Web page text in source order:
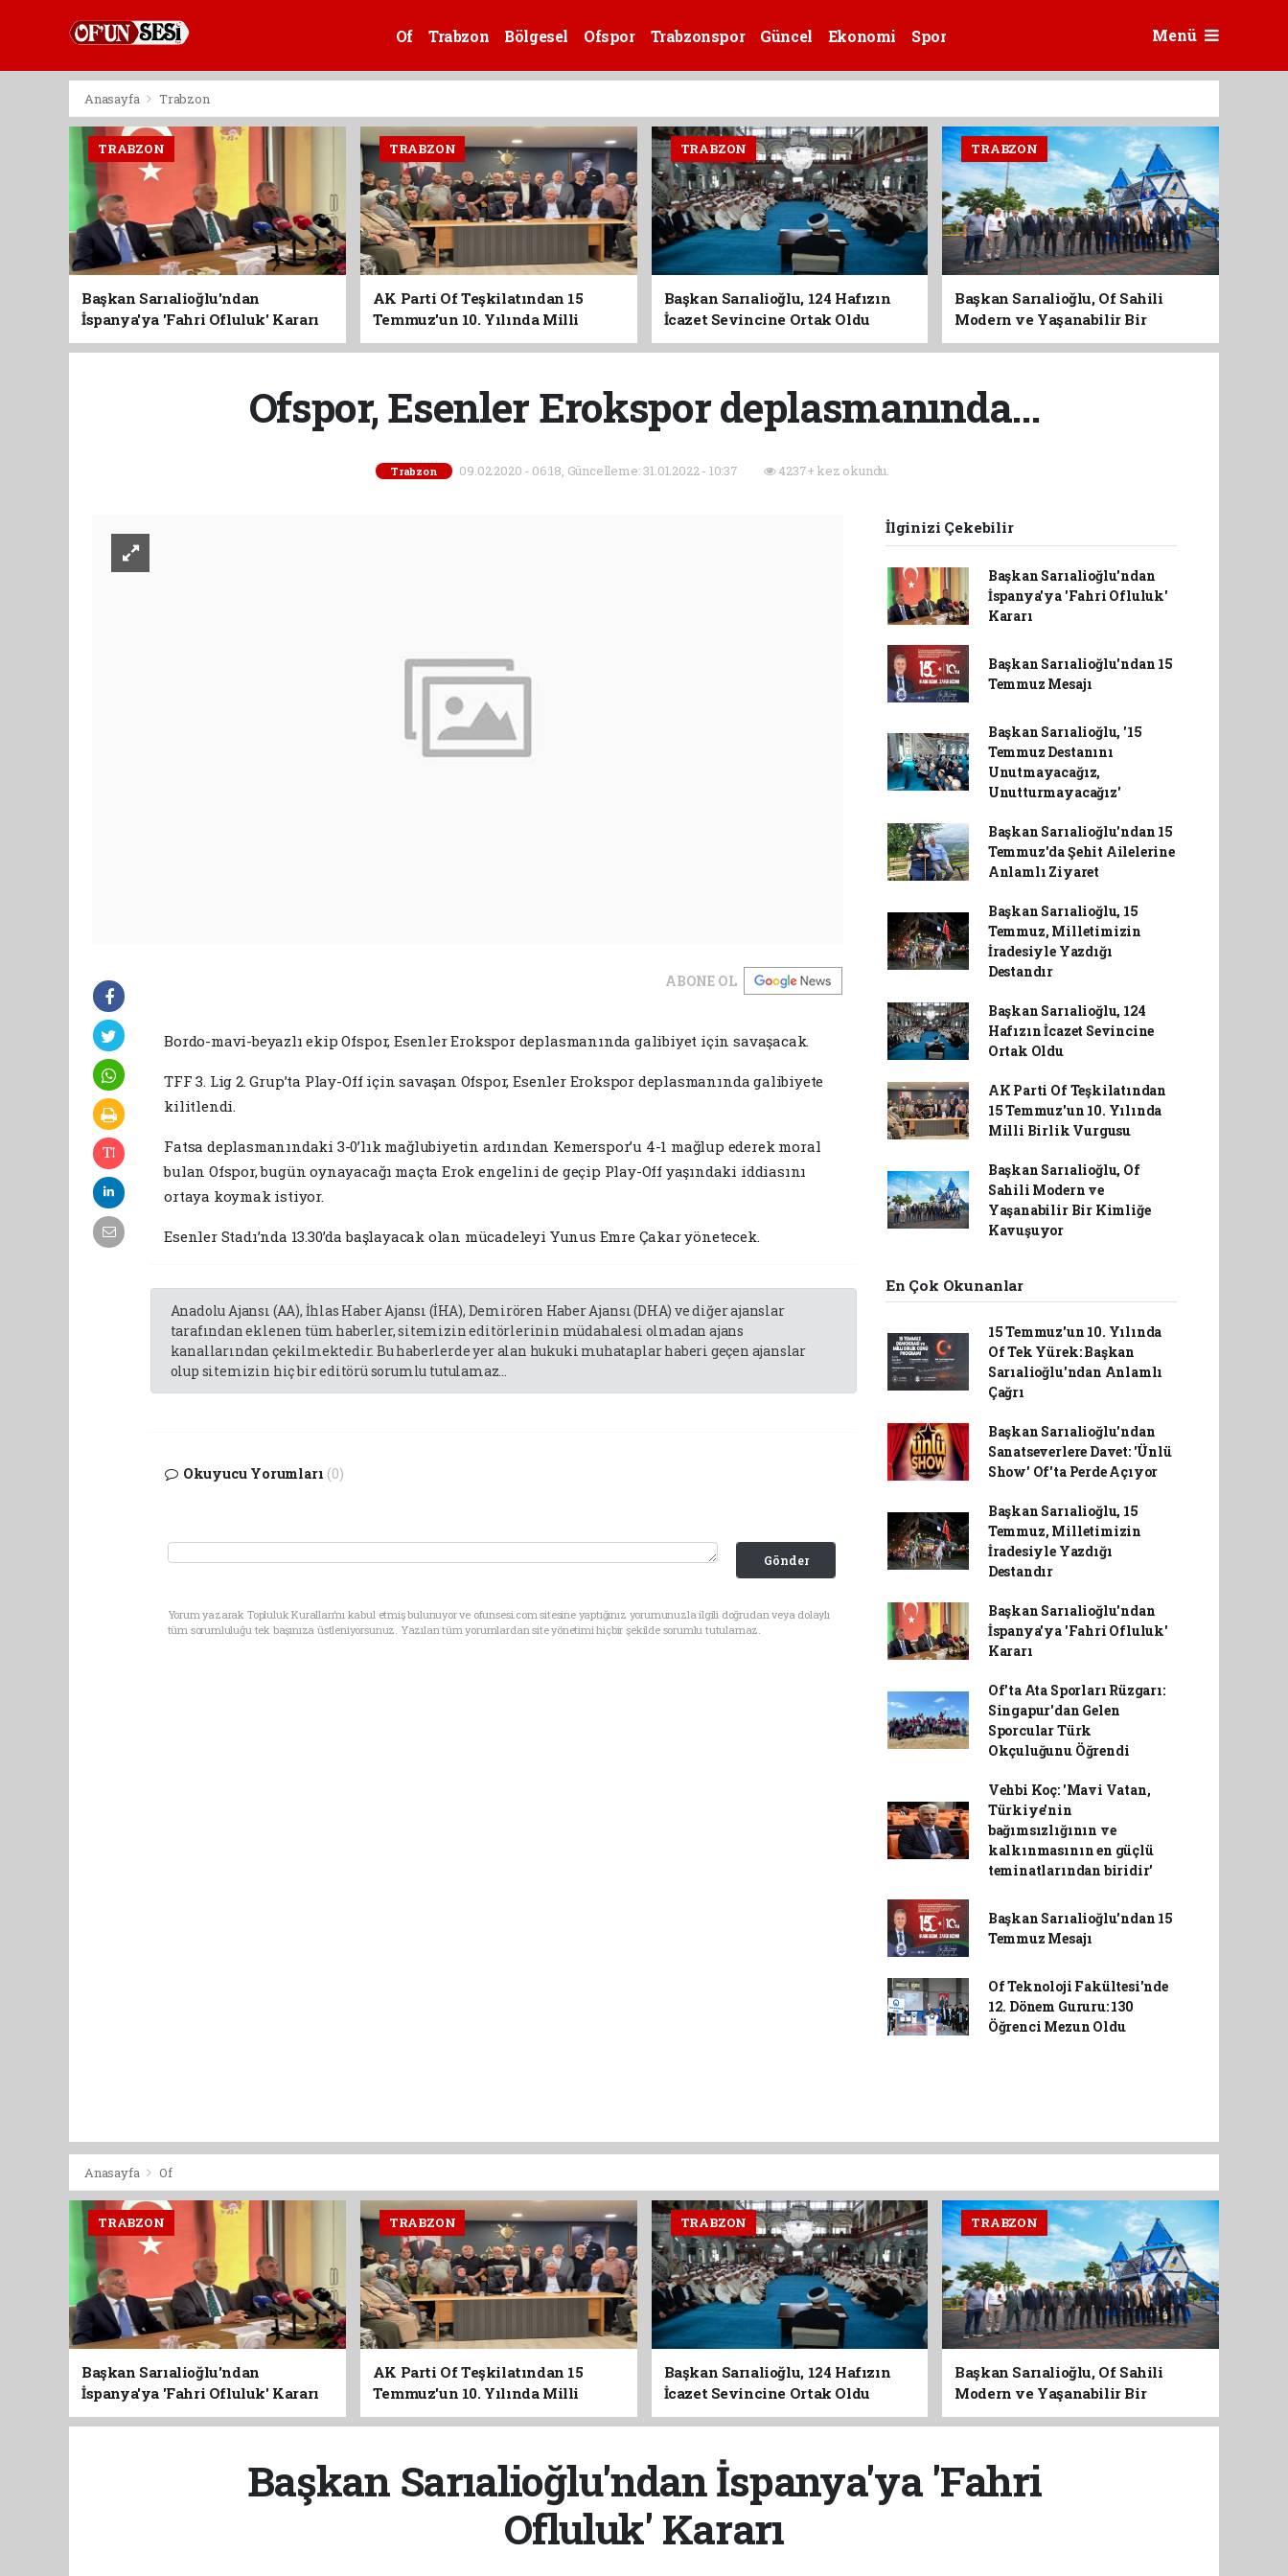
Of Trabzon Bölgesel Ofspor Trabzonspor Güncel Ekonomi Spor Menü
Anasayfa Trabzon
TRABZON
Başkan Sarıalioğlu'ndan
İspanya'ya 'Fahri Ofluluk' Kararı
TRABZON
AK Parti Of Teşkilatından 15
Temmuz'un 10. Yılında Milli
Birlik Vurgusu
TRABZON
Başkan Sarıalioğlu, 124 Hafızın
İcazet Sevincine Ortak Oldu
TRABZON
Başkan Sarıalioğlu, Of Sahili
Modern ve Yaşanabilir Bir
Kimliğe Kavuşuyor
Ofspor, Esenler Erokspor deplasmanında...
Trabzon 09.02.2020 - 06:18, Güncelleme: 31.01.2022 - 10:37 4237+ kez okundu.
ABONE OL
Bordo-mavi-beyazlı ekip Ofspor, Esenler Erokspor deplasmanında galibiyet için savaşacak.
TFF 3. Lig 2. Grup’ta Play-Off için savaşan Ofspor, Esenler Erokspor deplasmanında galibiyete
kilitlendi.
Fatsa deplasmanındaki 3-0’lık mağlubiyetin ardından Kemerspor’u 4-1 mağlup ederek moral
bulan Ofspor, bugün oynayacağı maçta Erok engelini de geçip Play-Off yaşındaki iddiasını
ortaya koymak istiyor.
Esenler Stadı’nda 13.30’da başlayacak olan mücadeleyi Yunus Emre Çakar yönetecek.
Anadolu Ajansı (AA), İhlas Haber Ajansı (İHA), Demirören Haber Ajansı (DHA) ve diğer ajanslar
tarafından eklenen tüm haberler, sitemizin editörlerinin müdahalesi olmadan ajans
kanallarından çekilmektedir. Bu haberlerde yer alan hukuki muhataplar haberi geçen ajanslar
olup sitemizin hiç bir editörü sorumlu tutulamaz...
Okuyucu Yorumları (0)
Gönder
Yorum yazarak Topluluk Kuralları’nı kabul etmiş bulunuyor ve ofunsesi.com sitesine yaptığınız yorumunuzla ilgili doğrudan veya dolaylı
tüm sorumluluğu tek başınıza üstleniyorsunuz. Yazılan tüm yorumlardan site yönetimi hiçbir şekilde sorumlu tutulamaz.
İlginizi Çekebilir
Başkan Sarıalioğlu'ndan
İspanya'ya 'Fahri Ofluluk'
Kararı
Başkan Sarıalioğlu'ndan 15
Temmuz Mesajı
Başkan Sarıalioğlu, '15
Temmuz Destanını
Unutmayacağız,
Unutturmayacağız'
Başkan Sarıalioğlu'ndan 15
Temmuz'da Şehit Ailelerine
Anlamlı Ziyaret
Başkan Sarıalioğlu, 15
Temmuz, Milletimizin
İradesiyle Yazdığı
Destandır
Başkan Sarıalioğlu, 124
Hafızın İcazet Sevincine
Ortak Oldu
AK Parti Of Teşkilatından
15 Temmuz'un 10. Yılında
Milli Birlik Vurgusu
Başkan Sarıalioğlu, Of
Sahili Modern ve
Yaşanabilir Bir Kimliğe
Kavuşuyor
En Çok Okunanlar
15 Temmuz'un 10. Yılında
Of Tek Yürek: Başkan
Sarıalioğlu'ndan Anlamlı
Çağrı
Başkan Sarıalioğlu'ndan
Sanatseverlere Davet: 'Ünlü
Show' Of'ta Perde Açıyor
Başkan Sarıalioğlu, 15
Temmuz, Milletimizin
İradesiyle Yazdığı
Destandır
Başkan Sarıalioğlu'ndan
İspanya'ya 'Fahri Ofluluk'
Kararı
Of'ta Ata Sporları Rüzgarı:
Singapur'dan Gelen
Sporcular Türk
Okçuluğunu Öğrendi
Vehbi Koç: 'Mavi Vatan,
Türkiye'nin
bağımsızlığının ve
kalkınmasının en güçlü
teminatlarından biridir'
Başkan Sarıalioğlu'ndan 15
Temmuz Mesajı
Of Teknoloji Fakültesi'nde
12. Dönem Gururu: 130
Öğrenci Mezun Oldu
Anasayfa Of
TRABZON
Başkan Sarıalioğlu'ndan
İspanya'ya 'Fahri Ofluluk' Kararı
TRABZON
AK Parti Of Teşkilatından 15
Temmuz'un 10. Yılında Milli
Birlik Vurgusu
TRABZON
Başkan Sarıalioğlu, 124 Hafızın
İcazet Sevincine Ortak Oldu
TRABZON
Başkan Sarıalioğlu, Of Sahili
Modern ve Yaşanabilir Bir
Kimliğe Kavuşuyor
Başkan Sarıalioğlu'ndan İspanya'ya 'Fahri
Ofluluk' Kararı